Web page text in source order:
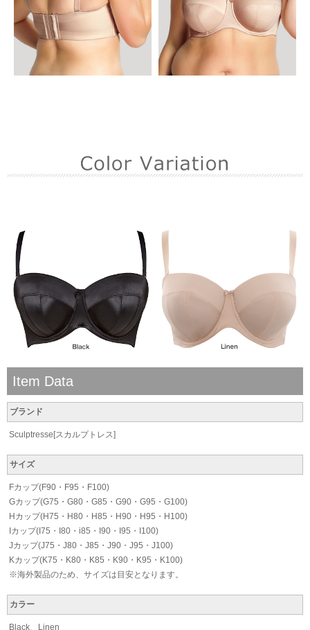
Item Data
ブランド
Sculptresse[スカルプトレス]
サイズ
Fカップ(F90・F95・F100)
Gカップ(G75・G80・G85・G90・G95・G100)
Hカップ(H75・H80・H85・H90・H95・H100)
Iカップ(I75・I80・i85・I90・I95・I100)
Jカップ(J75・J80・J85・J90・J95・J100)
Kカップ(K75・K80・K85・K90・K95・K100)
※海外製品のため、サイズは目安となります。
カラー
Black、Linen